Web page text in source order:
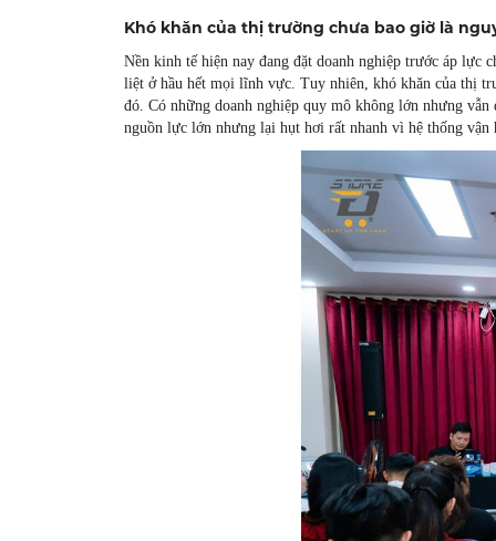
Khó khăn của thị trường chưa bao giờ là
Nền kinh tế hiện nay đang đặt doanh nghiệp trước áp lực
liệt ở hầu hết mọi lĩnh vực. Tuy nhiên, khó khăn của thị
đó. Có những doanh nghiệp quy mô không lớn nhưng
nguồn lực lớn nhưng lại hụt hơi rất nhanh vì hệ thống